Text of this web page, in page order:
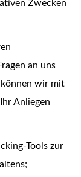
Zwecken
an uns
wir mit
Anliegen
Tools zur